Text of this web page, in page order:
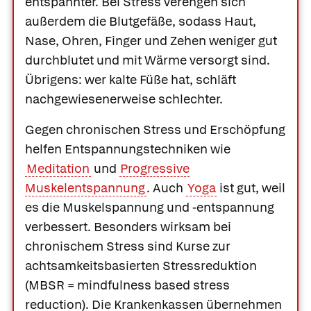
außerdem die Blutgefäße, sodass Haut,
Nase, Ohren, Finger und Zehen weniger gut
durchblutet und mit Wärme versorgt sind.
Übrigens: wer kalte Füße hat, schläft
nachgewiesenerweise schlechter.
Gegen chronischen Stress und Erschöpfung
helfen Entspannungstechniken wie
Meditation und Progressive
Muskelentspannung. Auch Yoga ist gut, weil
es die Muskelspannung und -entspannung
verbessert. Besonders wirksam bei
chronischem Stress sind Kurse zur
achtsamkeitsbasierten Stressreduktion
(MBSR = mindfulness based stress
reduction). Die Krankenkassen übernehmen
Was Ihre Apotheke
empfiehlt
Apotheken in
Ihrer Nähe